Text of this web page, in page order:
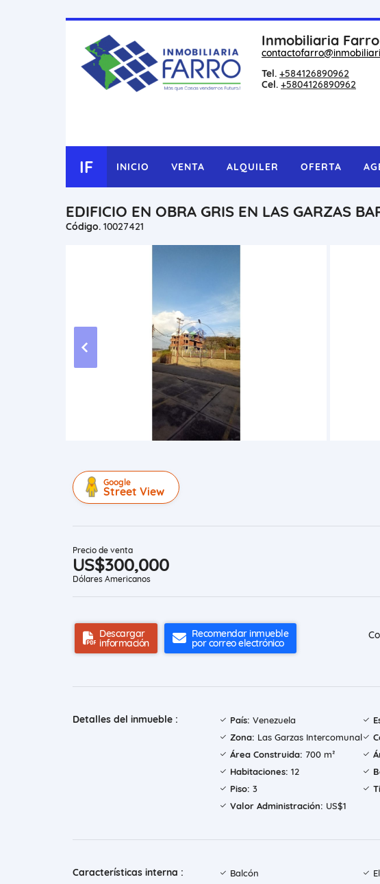
Inmobiliaria Farro
Tel. +584126890962
Cel. +5804126890962
IF INICIO VENTA ALQUILER OFERTA
EDIFICIO EN OBRA GRIS EN LAS GARZAS
Código. 10027421
Google
Street View
Precio de venta
US$300,000
Dólares Americanos
Descargar
información
Recomendar inmueble
por correo electrónico
Detalles del inmueble : País: Venezuela
Zona: Las Garzas Intercomunal
Área Construida: 700 m²
Habitaciones: 12
Piso: 3
Valor Administración: US$1
Características interna : Balcón